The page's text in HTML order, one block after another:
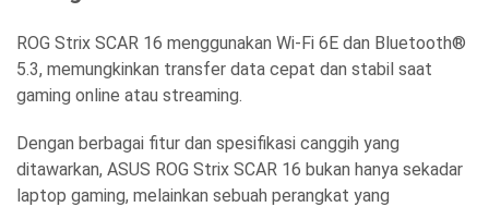
ROG Strix SCAR 16 menggunakan Wi-Fi 6E dan Bluetooth®
5.3, memungkinkan transfer data cepat dan stabil saat
gaming online atau streaming.
Dengan berbagai fitur dan spesifikasi canggih yang
ditawarkan, ASUS ROG Strix SCAR 16 bukan hanya sekadar
laptop gaming, melainkan sebuah perangkat yang